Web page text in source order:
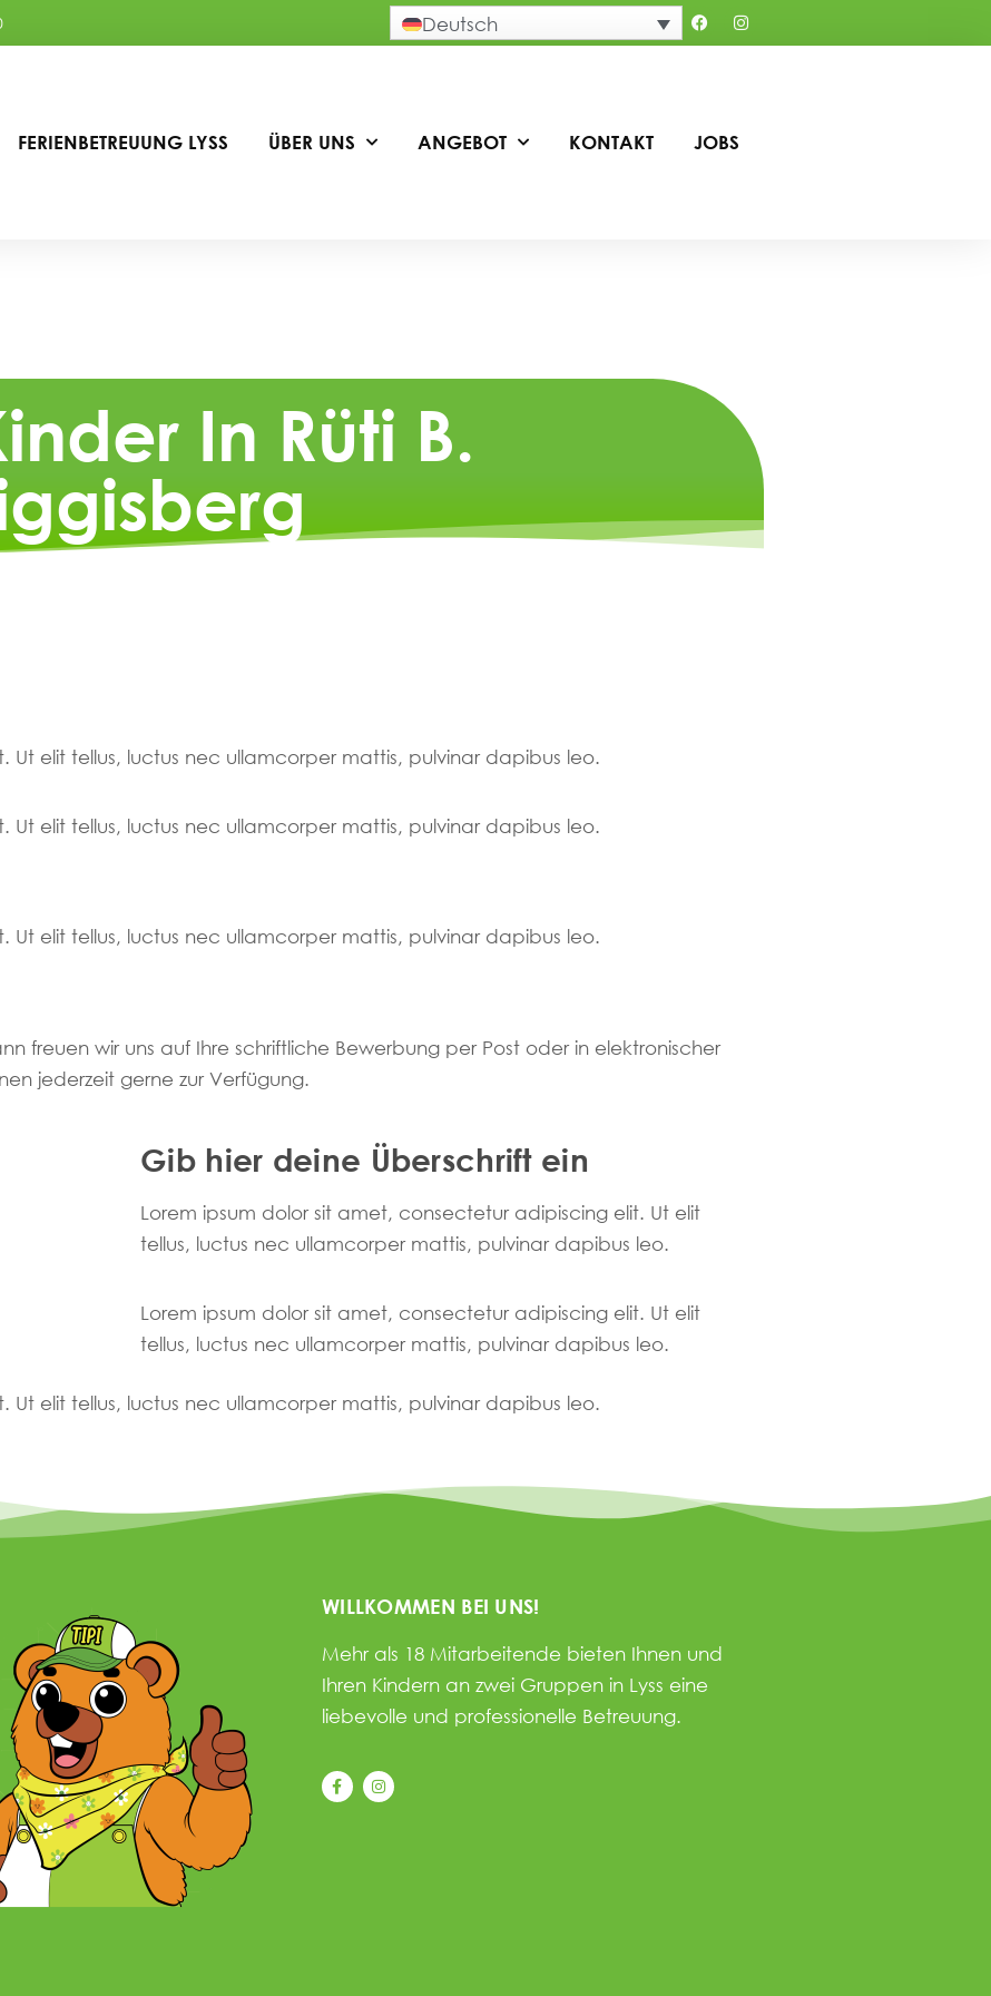
Deutsch
FERIENBETREUUNG LYSS ÜBER UNS ANGEBOT KONTAKT JOBS
In Rüti B.
elit tellus, luctus nec ullamcorper mattis, pulvinar dapibus leo.
elit tellus, luctus nec ullamcorper mattis, pulvinar dapibus leo.
elit tellus, luctus nec ullamcorper mattis, pulvinar dapibus leo.
freuen wir uns auf Ihre schriftliche Bewerbung per Post oder in elektronischer
jederzeit gerne zur Verfügung.
Gib hier deine Überschrift ein
Lorem ipsum dolor sit amet, consectetur adipiscing elit. Ut elit
tellus, luctus nec ullamcorper mattis, pulvinar dapibus leo.
Lorem ipsum dolor sit amet, consectetur adipiscing elit. Ut elit
tellus, luctus nec ullamcorper mattis, pulvinar dapibus leo.
elit tellus, luctus nec ullamcorper mattis, pulvinar dapibus leo.
WILLKOMMEN BEI UNS!
Mehr als 18 Mitarbeitende bieten Ihnen und
Ihren Kindern an zwei Gruppen in Lyss eine
liebevolle und professionelle Betreuung.